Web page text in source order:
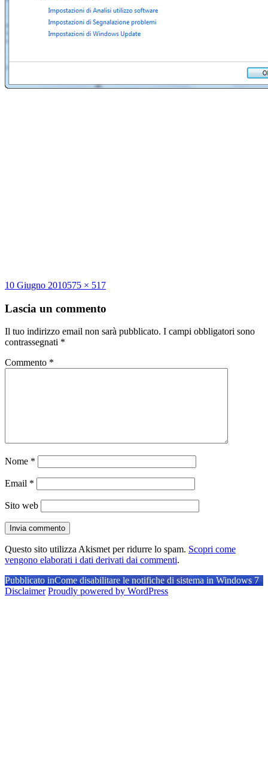
Scritto
10 Giugno 2010Dimensione
575 × 517
Lascia un commento
Il tuo indirizzo email non sarà pubblicato. I campi obbligatori sono
contrassegnati *
Commento *
Nome *
Email *
Sito web
Questo sito utilizza Akismet per ridurre lo spam. Scopri come
vengono elaborati i dati derivati dai commenti.
Navigazione
articoli
Pubblicato inCome disabilitare le notifiche di sistema in Windows 7
Disclaimer Proudly powered by WordPress